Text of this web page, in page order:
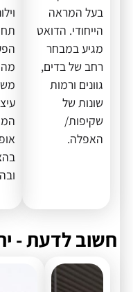
בעל המראה
הייחודי. הדואט
מגיע במבחר
רחב של בדים,
גוונים ורמות
שונות של
שקיפות/
האפלה.
מה
חשוב לדעת -